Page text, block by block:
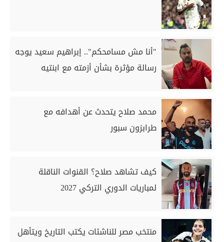
"أنا مش مسامحكم".. إبراهيم سعيد يوجه
رسالة مؤثرة بشأن أزمته مع ابنتيه
محمد صلاح يتحدث عن أهدافه مع
طرابزون سبور
كيف تشاهد صلاح؟ القنوات الناقلة
لمباريات الدوري التركي 2027
منتخب مصر للناشئات يكتب التاريخ ويتأهل